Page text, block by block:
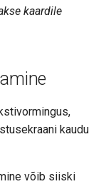
kaardile
kaudu
võib siiski